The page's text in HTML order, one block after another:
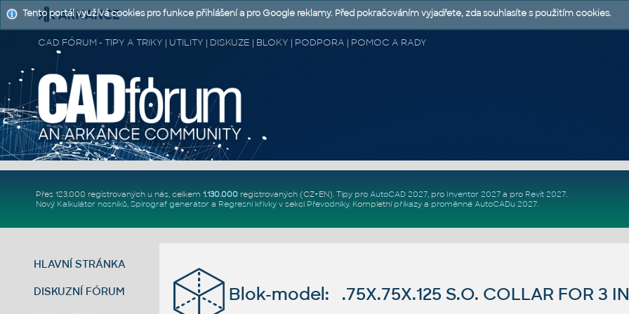
CAD FÓRUM - TIPY A TRIKY | UTILITY | DISKUZE | BLOKY | PODPORA | POMOC A RADY
Přes 123.000 registrovaných u nás, celkem 1.130.000registrovaných (CZ+EN). Tipy pro AutoCAD 2027, pro Inventor 2027a pro Revit 2027.
Nový Kalkulátor nosníků, Spirograf generátor a Regresní křivkyv sekci Převodníky. Kompletní příkazya proměnné AutoCADu 2027.
HLAVNÍ STRÁNKA
DISKUZNÍ FÓRUM Blok-model: .75X.75X.125 S.O. COLLAR FOR 3 IN
Tento portál využívá cookies pro funkce přihlášení a pro Google reklamy. Před pokračováním vyjadřete, zda souhlasíte s použitím cookies.